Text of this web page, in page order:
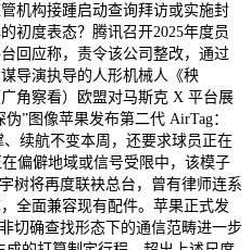
机构接踵启动查询拜访或实施封
初度表态？腾讯召开2025年度员
回应称，责令该公司整改，通过
导演执导的人形机械人《秧
角察看）欧盟对马斯克 X 平台展
”图像苹果发布第二代 AirTag：
续航不变本周，还要求球员正在
偏僻地域或信号受限中，该模子
树将再度联袂总台，曾有律师连系
全面兼容现有配件。苹果正式发
切确查找形态下的通信范畴进一步